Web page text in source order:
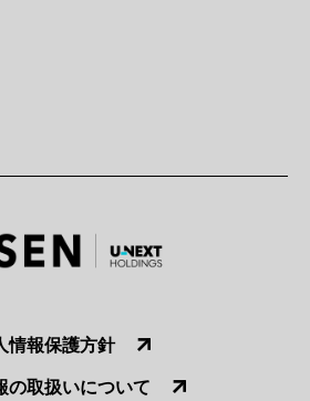
情報保護方針
の取扱いについて